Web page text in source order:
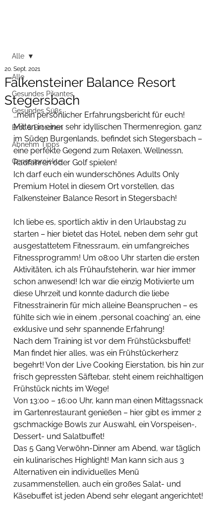
Alle
Gesundes Pikantes
Gesundes Süßs
Brot & Brötchen
Abnehm Tipps
Genussprojekte
Alle
Falkensteiner Balance Resort
Stegersbach
20. Sept. 2021
…mein persönlicher Erfahrungsbericht für euch!
Mitten in einer sehr idyllischen Thermenregion, ganz
im Süden Burgenlands, befindet sich Stegersbach –
eine perfekte Gegend zum Relaxen, Wellnessn,
Radfahren oder Golf spielen!
Ich darf euch ein wunderschönes Adults Only
Premium Hotel in diesem Ort vorstellen, das
Falkensteiner Balance Resort in Stegersbach!
Ich liebe es, sportlich aktiv in den Urlaubstag zu
starten – hier bietet das Hotel, neben dem sehr gut
ausgestattetem Fitnessraum, ein umfangreiches
Fitnessprogramm! Um 08:00 Uhr starten die ersten
Aktivitäten, ich als Frühaufsteherin, war hier immer
schon anwesend! Ich war die einzig Motivierte um
diese Uhrzeit und konnte dadurch die liebe
Fitnesstrainerin für mich alleine Beanspruchen – es
fühlte sich wie in einem ‚personal coaching‘ an, eine
exklusive und sehr spannende Erfahrung!
Nach dem Training ist vor dem Frühstücksbuffet!
Man findet hier alles, was ein Frühstückerherz
begehrt! Von der Live Cooking Eierstation, bis hin zur
frisch gepressten Säftebar, steht einem reichhaltigen
Frühstück nichts im Wege!
Von 13:00 – 16:00 Uhr, kann man einen Mittagssnack
im Gartenrestaurant genießen – hier gibt es immer 2
gschmackige Bowls zur Auswahl, ein Vorspeisen-,
Dessert- und Salatbuffet!
Das 5 Gang Verwöhn-Dinner am Abend, war täglich
ein kulinarisches Highlight! Man kann sich aus 3
Alternativen ein individuelles Menü
zusammenstellen, auch ein großes Salat- und
Käsebuffet ist jeden Abend sehr elegant angerichtet!